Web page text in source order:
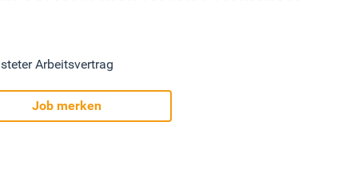
Arbeitsvertrag
Job merken